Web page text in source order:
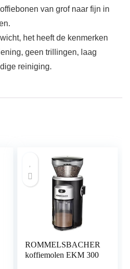
van grof naar fijn in
het heeft de kenmerken
geen trillingen, laag
reiniging.
ROMMELSBACHER
koffiemolen EKM 300